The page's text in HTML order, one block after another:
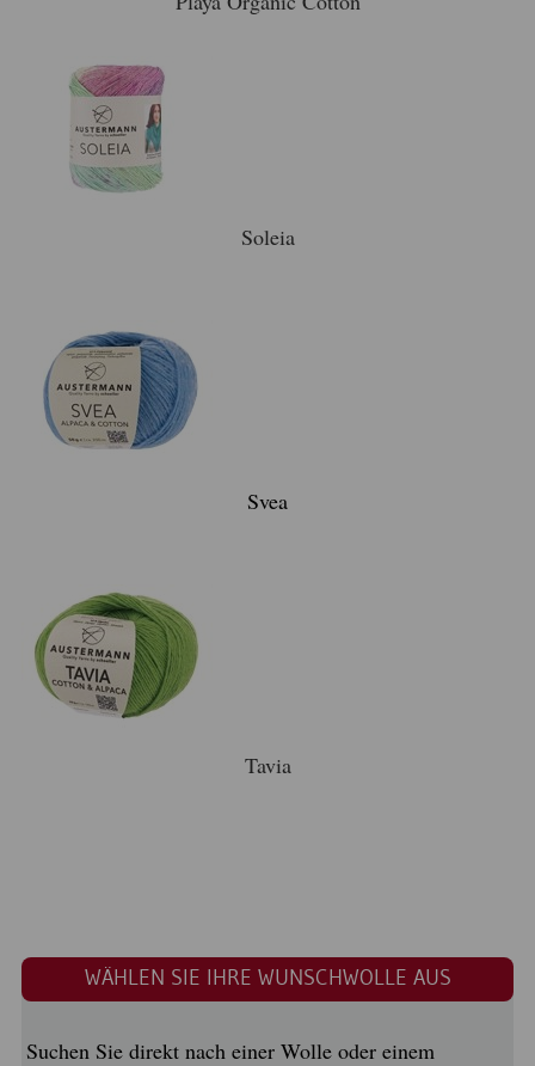
Soleia
Svea
Tavia
WÄHLEN SIE IHRE WUNSCHWOLLE AUS
Suchen Sie direkt nach einer Wolle oder einem